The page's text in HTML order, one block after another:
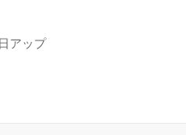
アップ